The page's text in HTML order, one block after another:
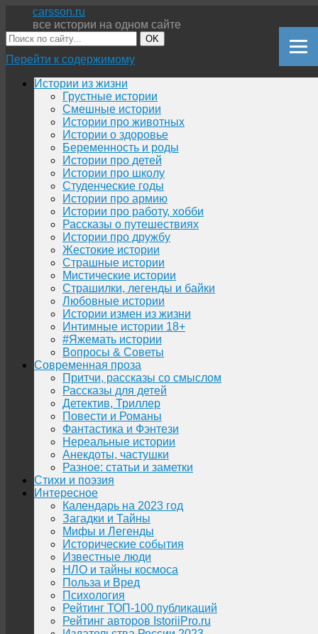
carsson.ru
все истории на одном сайте
OK
Перейти к содержимому
Истории из жизни
Грустные истории
Смешные истории
Истории про животных
Истории о здоровье
Беременность и роды
Истории про детей
Истории про школу
Студенческие годы
Истории про армию
Истории про работу, хобби
Рассказы о путешествиях
Истории про дружбу
Жестокие истории
Страшные истории
Мистические истории
Страшилки, легенды и байки
Любовные истории
Истории измен из жизни
Интимные истории 18+
#Яжемать истории
Вопросы & Советы
Современная проза
Притчи, рассказы со смыслом
Рассказы для детей
Детектив, Триллер
Повести и Романы
Фантастика и Фэнтези
Нереальные истории
Анекдоты, частушки
Разное: статьи и заметки
Стихи и поэзия
Интересное
Календарь на 2023 год
Загадки и Тайны
Мифы и Легенды
Исторические события
Известные люди
НЛО и тайны космоса
Польза и Вред
Психология
Рейтинг ТОП-100 публикаций
Рейтинг авторов IstoriiPro.ru